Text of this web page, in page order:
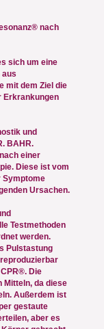
nach
sich um eine
aus
mit dem Ziel die
Erkrankungen
und
BAHR.
einer
Diese ist vom
Symptome
Ursachen.
Testmethoden
werden.
Pulstastung
Die
Mitteln, da diese
Außerdem ist
gestaute
aber es